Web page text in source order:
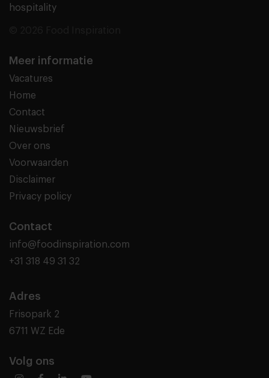
hospitality
Meer informatie
Vacatures
Home
Contact
Nieuwsbrief
Over ons
Voorwaarden
Disclaimer
Privacy policy
Contact
info@foodinspiration.com
+31 318 49 31 32
Adres
Frisopark 2
6711 WZ Ede
Volg ons